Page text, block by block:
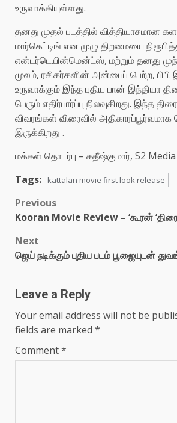
உருவாக்கியுள்ளது.
தனது முதல் படத்தில் வித்தியாசமான
மார்கெட்டிங் என முழு திறமையை
என்டர்டெயின்மென்ட்ஸ், மற்றும் தனது
மூலம், ரசிகர்களின் அன்பைப் பெற்ற,
உருவாக்கும் இந்த புதிய பான் இந்தியா
பெரும் எதிர்பார்ப்பு நிலவுகிறது. இந்த
விவரங்கள் விரைவில் அதிகாரப்பூர்வமாக
இருக்கிறது .
மக்கள் தொடர்பு – சதீஷ்குமார், S2 Media
Tags:
kattalan movie first look release
Post
Previous
Kooran Movie Review – ‘கூரன்
Next
ஜெய் நடிக்கும் புதிய படம் பூஜையுடன்
Leave a Reply
Your email address will not be
fields are marked *
Comment*